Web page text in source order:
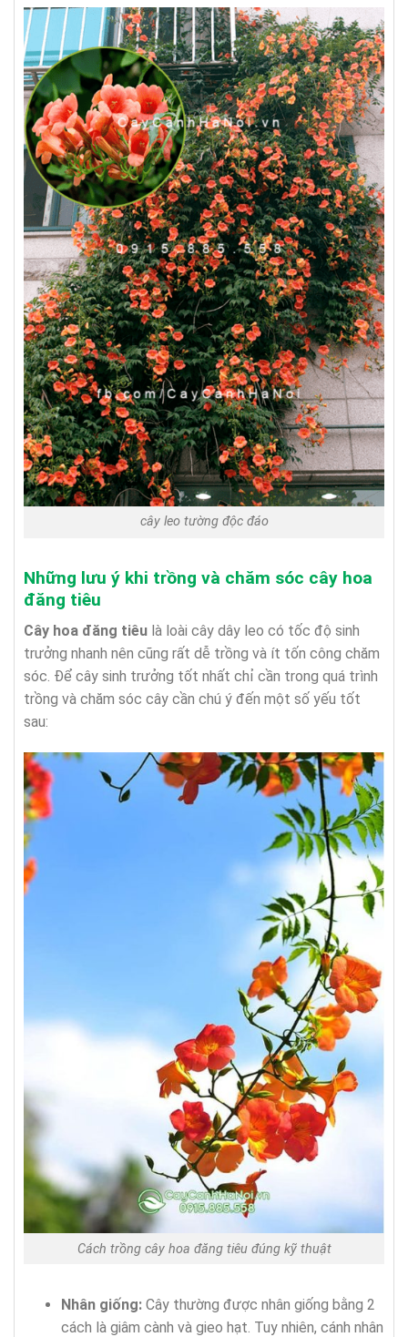
cây leo tường độc đáo
Những lưu ý khi trồng và chăm sóc cây hoa
đăng tiêu
Cây hoa đăng tiêu là loài cây dây leo có tốc độ sinh
trưởng nhanh nên cũng rất dễ trồng và ít tốn công chăm
sóc. Để cây sinh trưởng tốt nhất chỉ cần trong quá trình
trồng và chăm sóc cây cần chú ý đến một số yếu tốt
sau:
Cách trồng cây hoa đăng tiêu đúng kỹ thuật
Nhân giống:Cây thường được nhân giống bằng 2
cách là giâm cành và gieo hạt. Tuy nhiên, cánh nhân